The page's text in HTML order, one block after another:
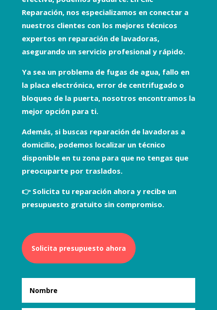
Reparación, nos especializamos en conectar a
nuestros clientes con los mejores técnicos
expertos en reparación de lavadoras,
asegurando un servicio profesional y rápido.
Ya sea un problema de fugas de agua, fallo en
la placa electrónica, error de centrifugado o
bloqueo de la puerta, nosotros encontramos la
mejor opción para ti.
Además, si buscas reparación de lavadoras a
domicilio, podemos localizar un técnico
disponible en tu zona para que no tengas que
preocuparte por traslados.
👉 Solicita tu reparación ahora y recibe un
presupuesto gratuito sin compromiso.
Solicita presupuesto ahora